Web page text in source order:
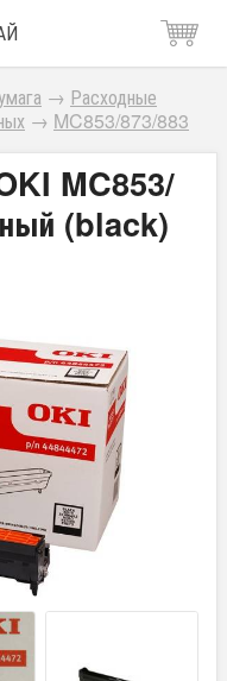
→ Расходные
→ MC853/873/883
MC853/
(black)